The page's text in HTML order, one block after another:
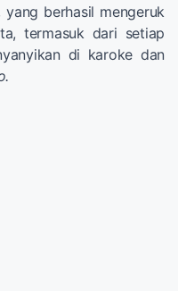
berhasil mengeruk
termasuk dari setiap
di karoke dan